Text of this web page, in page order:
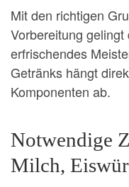
Mit den richtigen
Vorbereitung
erfrischendes
Getränks hängt
Komponenten ab.
Notwendige
Milch,